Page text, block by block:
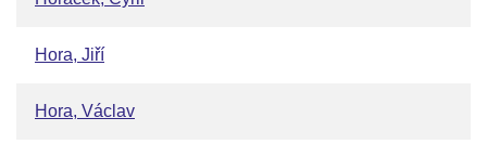
Hora, Jiří
Hora, Václav